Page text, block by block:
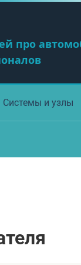
про
Системы и узлы